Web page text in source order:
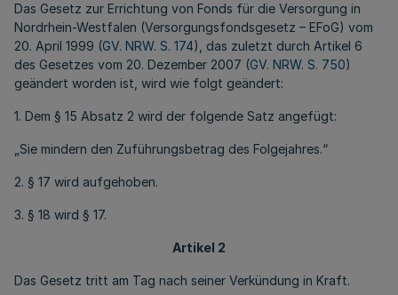
Das Gesetz zur Errichtung von Fonds für die Versorgung in
Nordrhein-Westfalen (Versorgungsfondsgesetz – EFoG) vom
20. April 1999 (GV. NRW. S. 174), das zuletzt durch Artikel 6
des Gesetzes vom 20. Dezember 2007 (GV. NRW. S. 750)
geändert worden ist, wird wie folgt geändert:
1. Dem § 15 Absatz 2 wird der folgende Satz angefügt:
„Sie mindern den Zuführungsbetrag des Folgejahres.“
2. § 17 wird aufgehoben.
3. § 18 wird § 17.
Artikel 2
Das Gesetz tritt am Tag nach seiner Verkündung in Kraft.